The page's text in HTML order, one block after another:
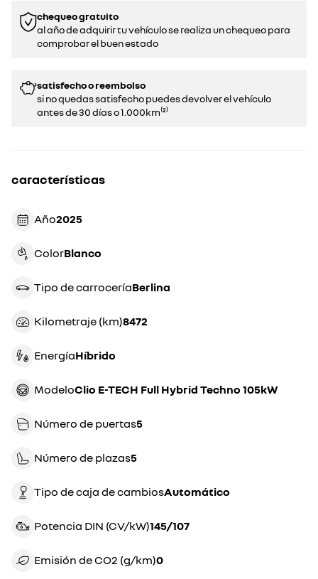
chequeo gratuito
al año de adquirir tu vehículo se realiza un chequeo para
comprobar el buen estado​​
satisfecho o reembolso
si no quedas satisfecho puedes devolver el vehículo
antes de 30 días o 1.000km⁽²⁾
características
Año 2025
Color blanco
Tipo de carrocería berlina
Kilometraje (km) 8472
Energía híbrido
Modelo Clio E-TECH Full Hybrid Techno 105kW
Número de puertas5
Número de plazas5
Tipo de caja de cambios automático
Potencia DIN (CV/kW) 145/107
Emisión de CO2 (g/km)0